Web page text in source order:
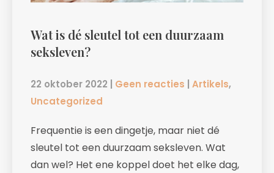
Wat is dé sleutel tot een duurzaam
seksleven?
22 oktober 2022 Geen reacties Artikels,
Uncategorized
Frequentie is een dingetje, maar niet dé
sleutel tot een duurzaam seksleven. Wat
dan wel? Het ene koppel doet het elke dag,